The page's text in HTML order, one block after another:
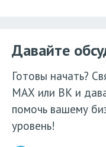
Давайте
Готовы начать?
МАХ или ВК и
помочь вашему
уровень!